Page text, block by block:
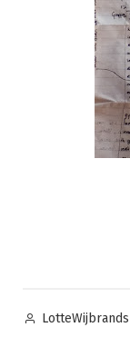
Posted
LotteWijbrands